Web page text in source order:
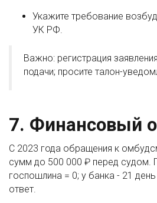
Укажите требование
УК РФ.
Важно: регистрация
подачи; просите талон-
7. Финансовый
С 2023 года обращения к
сумм до 500 000 ₽ перед судом.
госпошлина = 0; у банка - 21
ответ.